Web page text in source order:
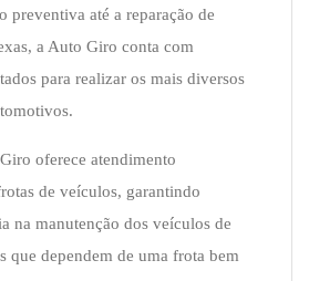
preventiva até a reparação de
a Auto Giro conta com
para realizar os mais diversos
oferece atendimento
de veículos, garantindo
na manutenção dos veículos de
que dependem de uma frota bem